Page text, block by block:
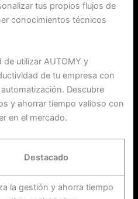
tus propios flujos de
conocimientos técnicos
utilizar AUTOMY y
de tu empresa con
Descubre
y ahorrar tiempo valioso con
en el mercado.
Destacado
la gestión y ahorra tiempo